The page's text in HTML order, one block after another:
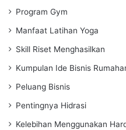
Program Gym
Manfaat Latihan Yoga
Skill Riset Menghasilkan
Kumpulan Ide Bisnis
Peluang Bisnis
Pentingnya Hidrasi
Kelebihan Menggunakan